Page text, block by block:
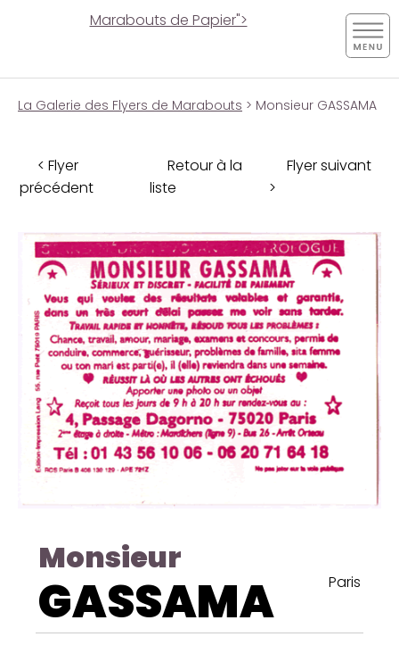
Marabouts de Papier">
La Galerie des Flyers de Marabouts > Monsieur GASSAMA
< Flyer
précédent
Retour à la
liste
Flyer suivant
>
Monsieur
GASSAMA Paris